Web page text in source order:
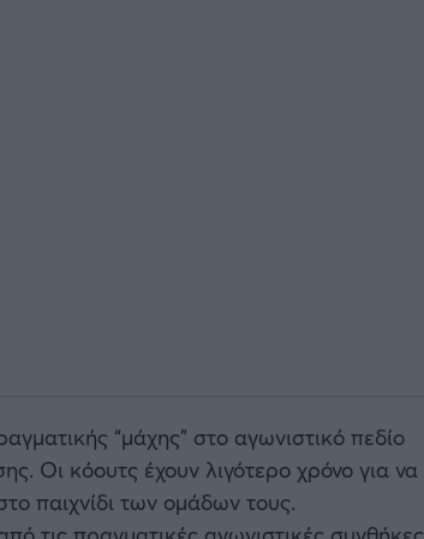
“μάχης” στο αγωνιστικό πεδίο
Οι κόουτς έχουν λιγότερο χρόνο για να
παιχνίδι των ομάδων τους.